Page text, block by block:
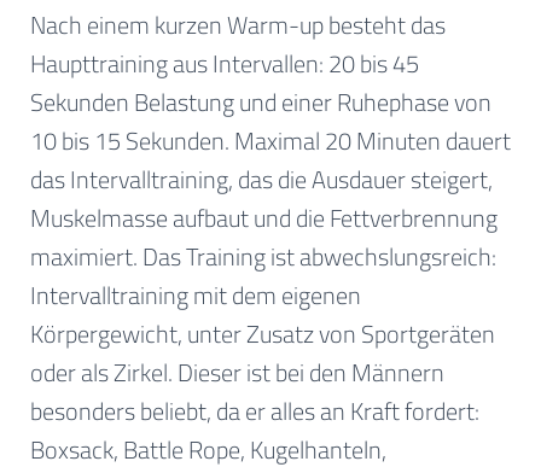
Nach einem kurzen Warm-up besteht das
Haupttraining aus Intervallen: 20 bis 45
Sekunden Belastung und einer Ruhephase von
10 bis 15 Sekunden. Maximal 20 Minuten dauert
das Intervalltraining, das die Ausdauer steigert,
Muskelmasse aufbaut und die Fettverbrennung
maximiert. Das Training ist abwechslungsreich:
Intervalltraining mit dem eigenen
Körpergewicht, unter Zusatz von Sportgeräten
oder als Zirkel. Dieser ist bei den Männern
besonders beliebt, da er alles an Kraft fordert:
Boxsack, Battle Rope, Kugelhanteln,